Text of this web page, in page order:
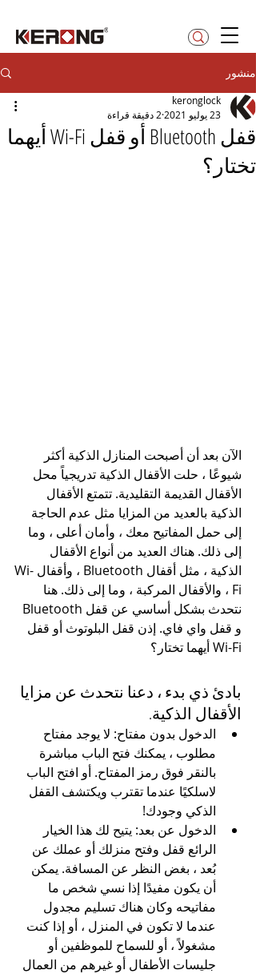
منشور
قفل Bluetooth أو قفل Wi-Fi أيهما
تختار؟
keronglock
23 يوليو 2021
2 دقيقة قراءة
الآن بعد أن أصبحت المنازل الذكية أكثر
شيوعًا ، حلت الأقفال الذكية تدريجياً محل
الأقفال القديمة التقليدية. تتمتع الأقفال
الذكية بالعديد من المزايا مثل عدم الحاجة
إلى حمل المفاتيح معك ، وأمان أعلى ، وما
إلى ذلك. هناك العديد من أنواع الأقفال
الذكية ، مثل أقفال Bluetooth ، وأقفال Wi-
Fi ، والأقفال المركبة ، وما إلى ذلك. هنا
و قفل واي فاي. إذن قفل البلوتوث أو قفل
Wi-Fi أيهما تختار؟
بادئ ذي بدء ، دعنا نتحدث عن مزايا
الأقفال الذكية.
الدخول بدون مفتاح: لا يوجد مفتاح
مطلوب ، يمكنك فتح الباب مباشرة
بالنقر فوق رمز المفتاح. أو افتح الباب
لاسلكيًا عندما تقترب ويكتشف القفل
الذكي وجودك!
الدخول عن بعد: يتيح لك هذا الخيار
الرائع قفل وفتح منزلك أو عملك عن
بُعد ، بغض النظر عن المسافة. يمكن
أن يكون مفيدًا إذا نسي شخص ما
مفاتيحه وكان هناك تسليم مجدول
عندما لا تكون في المنزل ، أو إذا كنت
مشغولاً ، أو للسماح للموظفين أو
جليسات الأطفال أو غيرهم من العمال